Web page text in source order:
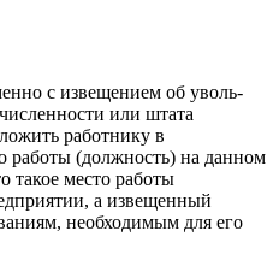
с извещением об уволь­
или штата
работнику в
работы (должность) на данном
такое место работы
а извещенный
необхо­димым для его